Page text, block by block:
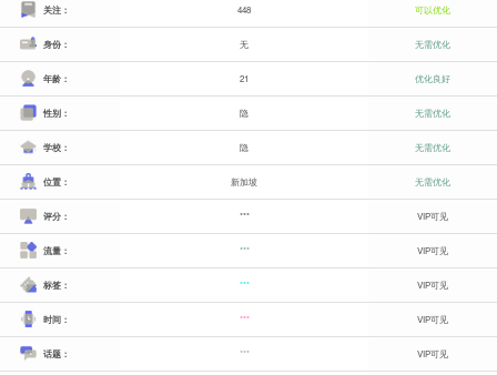
关注： 448 可以优化
身份： 无 无需优化
年龄： 21 优化良好
性别： 隐 无需优化
学校： 隐 无需优化
位置： 新加坡 无需优化
评分： *** VIP可见
流量： *** VIP可见
标签： *** VIP可见
时间： *** VIP可见
话题： *** VIP可见